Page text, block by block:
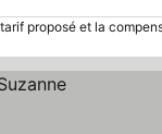
proposé et la